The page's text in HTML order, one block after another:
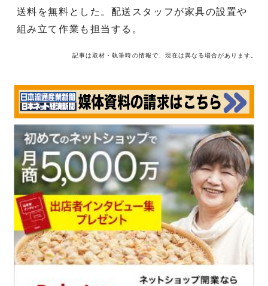
送料を無料とした。配送スタッフが家具の設置や
組み立て作業も担当する。
記事は取材・執筆時の情報で、現在は異なる場合があります。